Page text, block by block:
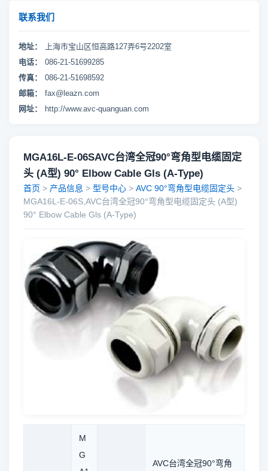
联系我们
地址：
上海市宝山区恒高路127弄6号2202室
电话：
086-21-51699285
传真：
086-21-51698592
邮箱：
fax@leazn.com
网址：
http://www.avc-quanguan.com
MGA16L-E-06SAVC台湾全冠90°弯角型电缆固定
头 (A型) 90° Elbow Cable Gls (A-Type)
首页 > 产品信息 > 型号中心 > AVC 90°弯角型电缆固定头 >
MGA16L-E-06S,AVC台湾全冠90°弯角型电缆固定头 (A型)
90° Elbow Cable Gls (A-Type)
M
G
AVC台湾全冠90°弯角